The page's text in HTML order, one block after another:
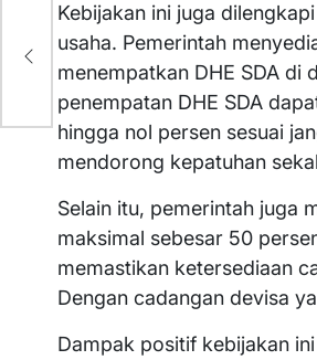
Kebijakan ini juga
usaha. Pemerintah
menempatkan DHE SDA di
penempatan DHE SDA
hingga nol persen sesuai
mendorong kepatuhan
Selain itu, pemerintah juga
maksimal sebesar 50
memastikan ketersediaan
Dengan cadangan devisa
Dampak positif kebijakan